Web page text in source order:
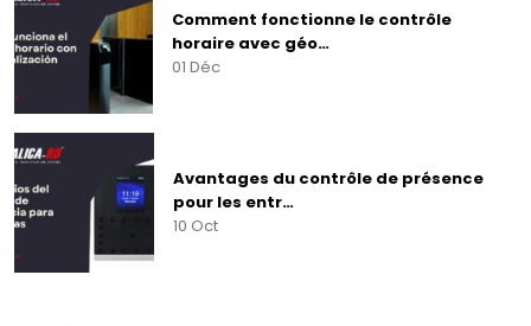
Comment fonctionne le contrôle
horaire avec géo…
01 Déc
Avantages du contrôle de présence
pour les entr…
10 Oct